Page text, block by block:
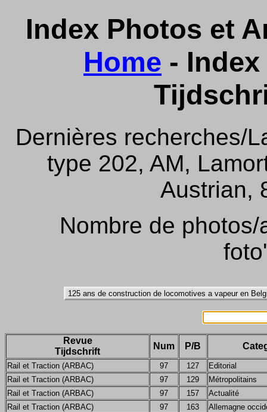
Index Photos et
Home -
Dernières recherches/
type 202, AM,
Austrian,
Nombre de
Revue
Tijdschrift
Num P/B
Rail et Traction (ARBAC) 97 127
Editorial
Rail et Traction (ARBAC)
97 129
Métropolitains
Rail et Traction (ARBAC)
97 157
Actualité
Rail et Traction (ARBAC)
97 163
Allemagne